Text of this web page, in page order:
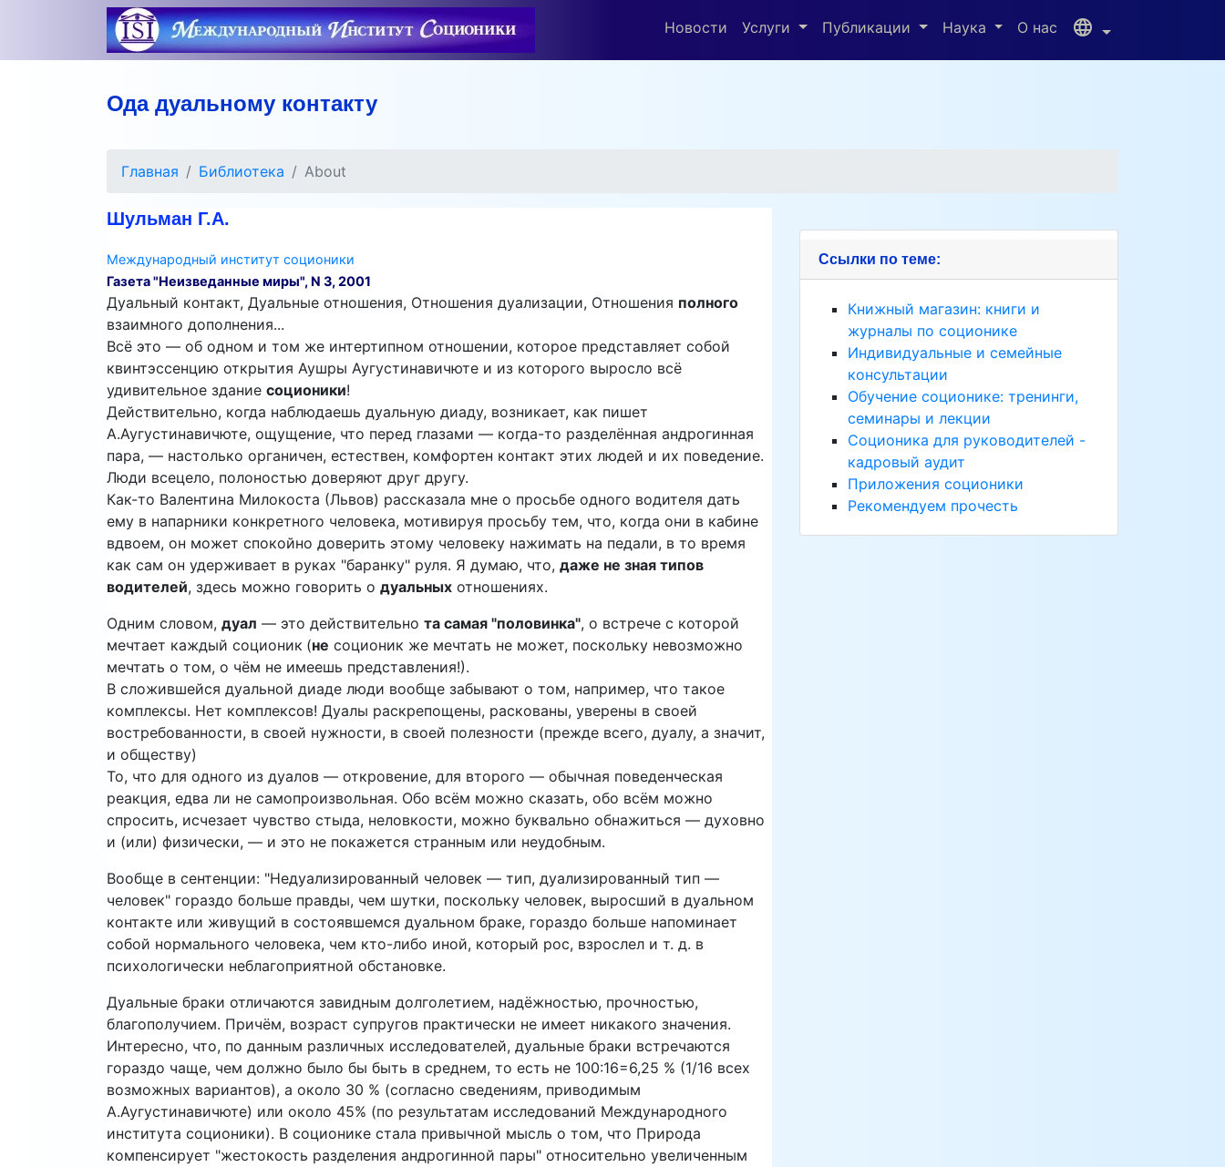
Новости Услуги Публикации Наука О нас language
Ода дуальному контакту
Главная Библиотека About
Шульман Г.А.
Международный институт соционики
Газета "Неизведанные миры", N 3, 2001
Дуальный контакт, Дуальные отношения, Отношения дуализации, Отношения полного
взаимного дополнения...
Всё это — об одном и том же интертипном отношении, которое представляет собой
квинтэссенцию открытия Аушры Аугустинавичюте и из которого выросло всё
удивительное здание соционики!
Действительно, когда наблюдаешь дуальную диаду, возникает, как пишет
А.Аугустинавичюте, ощущение, что перед глазами — когда-то разделённая андрогинная
пара, — настолько органичен, естествен, комфортен контакт этих людей и их поведение.
Люди всецело, полоностью доверяют друг другу.
Как-то Валентина Милокоста (Львов) рассказала мне о просьбе одного водителя дать
ему в напарники конкретного человека, мотивируя просьбу тем, что, когда они в кабине
вдвоем, он может спокойно доверить этому человеку нажимать на педали, в то время
как сам он удерживает в руках "баранку" руля. Я думаю, что, даже не зная типов
водителей, здесь можно говорить о дуальных отношениях.
Одним словом, дуал — это действительно та самая "половинка", о встрече с которой
мечтает каждый соционик (не соционик же мечтать не может, поскольку невозможно
мечтать о том, о чём не имеешь представления!).
В сложившейся дуальной диаде люди вообще забывают о том, например, что такое
комплексы. Нет комплексов! Дуалы раскрепощены, раскованы, уверены в своей
востребованности, в своей нужности, в своей полезности (прежде всего, дуалу, а значит,
и обществу)
То, что для одного из дуалов — откровение, для второго — обычная поведенческая
реакция, едва ли не самопроизвольная. Обо всём можно сказать, обо всём можно
спросить, исчезает чувство стыда, неловкости, можно буквально обнажиться — духовно
и (или) физически, — и это не покажется странным или неудобным.
Вообще в сентенции: "Недуализированный человек — тип, дуализированный тип —
человек" гораздо больше правды, чем шутки, поскольку человек, выросший в дуальном
контакте или живущий в состоявшемся дуальном браке, гораздо больше напоминает
собой нормального человека, чем кто-либо иной, который рос, взрослел и т. д. в
психологически неблагоприятной обстановке.
Дуальные браки отличаются завидным долголетием, надёжностью, прочностью,
благополучием. Причём, возраст супругов практически не имеет никакого значения.
Интересно, что, по данным различных исследователей, дуальные браки встречаются
гораздо чаще, чем должно было бы быть в среднем, то есть не 100:16=6,25 % (1/16 всех
возможных вариантов), а около 30 % (согласно сведениям, приводимым
А.Аугустинавичюте) или около 45% (по результатам исследований Международного
института соционики). В соционике стала привычной мысль о том, что Природа
компенсирует "жестокость разделения андрогинной пары" относительно увеличенным
Ссылки по теме:
Книжный магазин: книги и
журналы по соционике
Индивидуальные и семейные
консультации
Обучение соционике: тренинги,
семинары и лекции
Соционика для руководителей -
кадровый аудит
Приложения соционики
Рекомендуем прочесть